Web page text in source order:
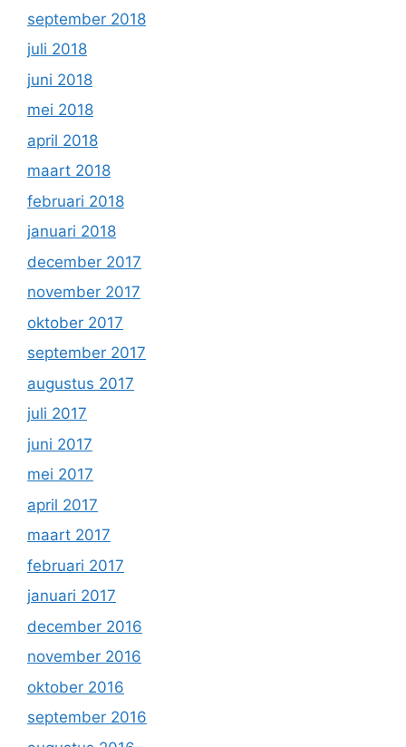
september 2018
juli 2018
juni 2018
mei 2018
april 2018
maart 2018
februari 2018
januari 2018
december 2017
november 2017
oktober 2017
september 2017
augustus 2017
juli 2017
juni 2017
mei 2017
april 2017
maart 2017
februari 2017
januari 2017
december 2016
november 2016
oktober 2016
september 2016